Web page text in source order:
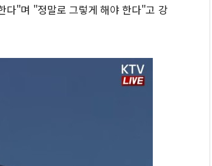
다"며 "정말로 그렇게 해야 한다"고 강